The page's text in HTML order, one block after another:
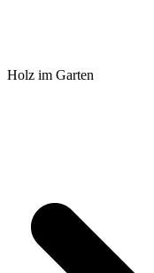
Holz im Garten